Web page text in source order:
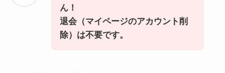
ん！
退会（マイページのアカウント削
除）は不要です。